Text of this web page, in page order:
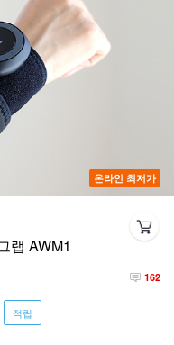
온라인 최저가
랩 AWM1
162
적립